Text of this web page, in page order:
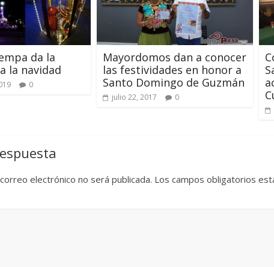
da la
la navidad
0
Mayordomos dan a conocer
las festividades en honor a
Santo Domingo de Guzmán
julio 22, 2017 0
electrónico no será publicada. Los campos obligatorios